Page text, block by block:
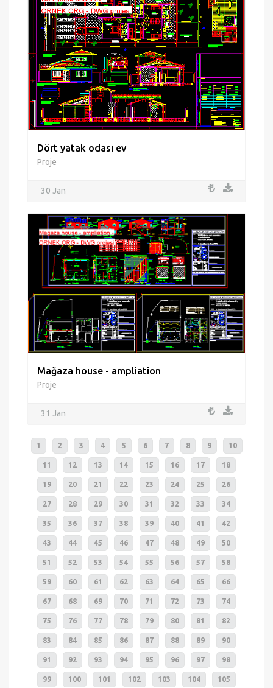
Dört yatak odası ev
Proje
30 Jan
Mağaza house - ampliation
Proje
31 Jan
1 2 3 4 5 6 7 8 9 10
11 12 13 14 15 16 17 18
19 20 21 22 23 24 25 26
27 28 29 30 31 32 33 34
35 36 37 38 39 40 41 42
43 44 45 46 47 48 49 50
51 52 53 54 55 56 57 58
59 60 61 62 63 64 65 66
67 68 69 70 71 72 73 74
75 76 77 78 79 80 81 82
83 84 85 86 87 88 89 90
91 92 93 94 95 96 97 98
99 100 101 102 103 104 105